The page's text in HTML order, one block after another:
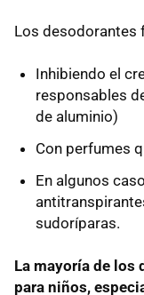
Los desodorantes
Inhibiendo el
responsables
de aluminio)
Con perfumes
En algunos
sudoríparas.
La mayoría de los
para niños,